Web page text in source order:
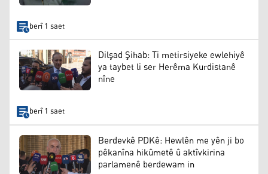
berî 1 saet
Dilşad Şihab: Ti metirsiyeke ewlehiyê
ya taybet li ser Herêma Kurdistanê
nîne
berî 1 saet
Berdevkê PDKê: Hewlên me yên ji bo
pêkanîna hikûmetê û aktîvkirina
parlamenê berdewam in